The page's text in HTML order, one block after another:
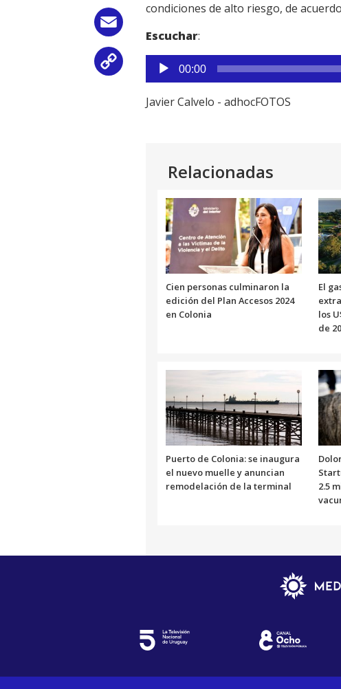
condiciones de alto riesgo, de
Escuchar:
Reproductor
de
audio
00:00
Javier Calvelo - adhocFOTOS
Relacionadas
Cien personas culminaron la
edición del Plan Accesos 2024
en Colonia
El
los
de
Puerto de Colonia: se inaugura
el nuevo muelle y anuncian
remodelación de la terminal
2.5